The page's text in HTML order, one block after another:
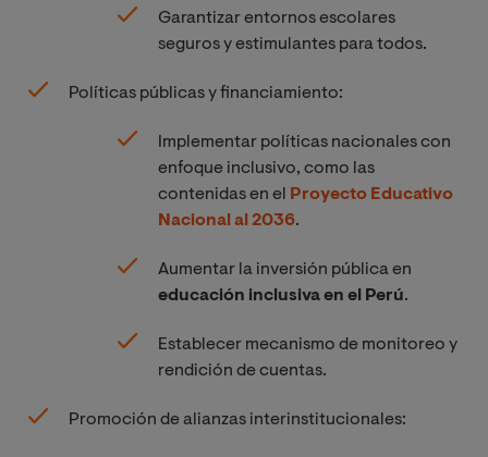
Garantizar entornos escolares
seguros y estimulantes para todos.
Políticas públicas y financiamiento:
Implementar políticas nacionales con
enfoque inclusivo, como las
contenidas en el Proyecto Educativo
Nacional al 2036.
Aumentar la inversión pública en
educación inclusiva en el Perú.
Establecer mecanismo de monitoreo y
rendición de cuentas.
Promoción de alianzas interinstitucionales: